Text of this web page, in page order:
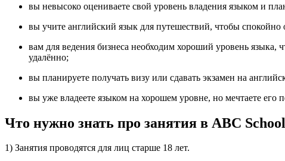
вы невысоко оцениваете свой уровень владения языком и
вы учите английский язык для путешествий, чтобы
вам для ведения бизнеса необходим хороший уровень
удалённо;
вы планируете получать визу или сдавать экзамен на
вы уже владеете языком на хорошем уровне, но мечтаете его
Что нужно знать про занятия в ABC
1) Занятия проводятся для лиц старше 18 лет.